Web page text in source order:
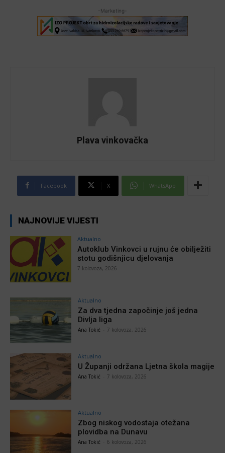
-Marketing-
Plava vinkovačka
Facebook X WhatsApp
NAJNOVIJE VIJESTI
Aktualno
Autoklub Vinkovci u rujnu će obilježiti
stotu godišnjicu djelovanja
7 kolovoza, 2026
Aktualno
Za dva tjedna započinje još jedna
Divlja liga
Ana Tokić 7 kolovoza, 2026
Aktualno
U Županji održana Ljetna škola magije
Ana Tokić 7 kolovoza, 2026
Aktualno
Zbog niskog vodostaja otežana
plovidba na Dunavu
Ana Tokić 6 kolovoza, 2026